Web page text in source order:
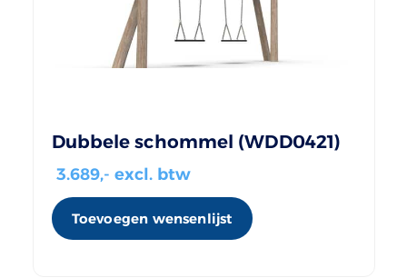
Dubbele schommel (WDD0421)
3.689,- excl. btw
Toevoegen wensenlijst